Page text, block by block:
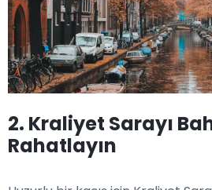
2. Kraliyet Sarayı
Rahatlayın